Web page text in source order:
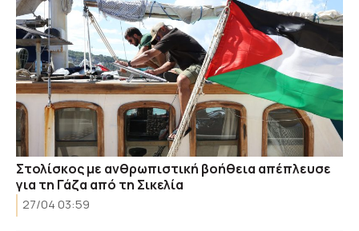
Στολίσκος με ανθρωπιστική βοήθεια απέπλευσε
για τη Γάζα από τη Σικελία
27/04 03:59